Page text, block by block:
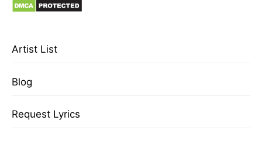
Artist List
Blog
Request Lyrics